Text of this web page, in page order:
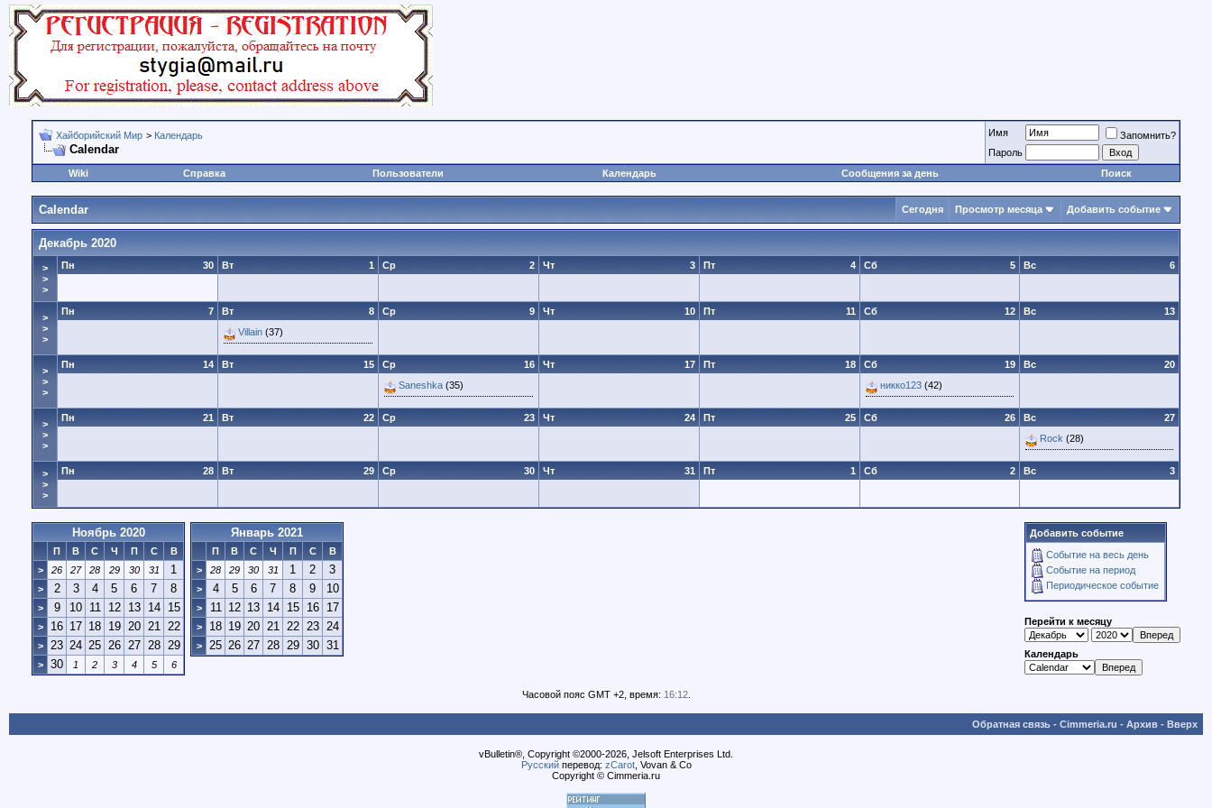
Хайборийский Мир > Календарь
Calendar
Имя
Запомнить?
Пароль
Wiki
Справка Пользователи Календарь Сообщения за день Поиск
Calendar Сегодня Просмотр месяца Добавить событие
Декабрь 2020
>
>
>
30
Пн 1
Вт 2
Ср 3
Чт 4
Пт 5
Сб 6
Вс
>
>
>
7
Пн 8
Вт
Villain (37)
9
Ср 10
Чт 11
Пт 12
Сб 13
Вс
>
>
>
14
Пн 15
Вт 16
Ср
Saneshka (35)
17
Чт 18
Пт 19
Сб
никко123 (42)
20
Вс
>
>
>
21
Пн 22
Вт 23
Ср 24
Чт 25
Пт 26
Сб 27
Вс
Rock (28)
>
>
>
28
Пн 29
Вт 30
Ср 31
Чт 1
Пт 2
Сб 3
Вс
Ноябрь 2020
П В С Ч П С
В
>
26 27 28 29 30 31 1
> 2 3 4 5 6 7 8
> 9 10 11 12 13 14 15
> 16 17 18 19 20 21 22
> 23 24 25 26 27 28 29
> 30 1 2 3 4 5 6
Январь 2021
П В С Ч П С
В
>
28 29 30 31 1 2 3
> 4 5 6 7 8 9 10
> 11 12 13 14 15 16 17
> 18 19 20 21 22 23 24
> 25 26 27 28 29 30 31
Добавить событие
Событие на весь день
Событие на период
Периодическое событие
Перейти к месяцу
Календарь
Часовой пояс GMT +2, время: 16:12.
Обратная связь - Cimmeria.ru - Архив - Вверх
vBulletin®, Copyright ©2000-2026, Jelsoft Enterprises Ltd.
Русскийперевод: zCarot, Vovan & Co
Copyright © Cimmeria.ru